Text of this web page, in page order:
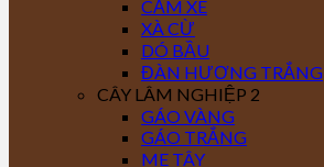
CĂM XE
XÀ CỪ
DÓ BẦU
ĐÀN HƯƠNG TRẮNG
CÂY LÂM NGHIỆP 2
GÁO VÀNG
GÁO TRẮNG
ME TÂY